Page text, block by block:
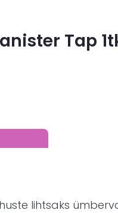
Tap
lihtsaks